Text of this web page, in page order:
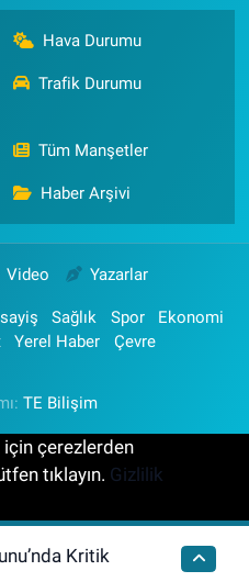
Hava Durumu
Trafik Durumu
Tüm Manşetler
Haber Arşivi
Video Yazarlar
Sağlık Spor
Ekonomi
Yerel Haber Çevre
TE Bilişim
çerezlerden
tıklayın. Gizlilik
Kritik